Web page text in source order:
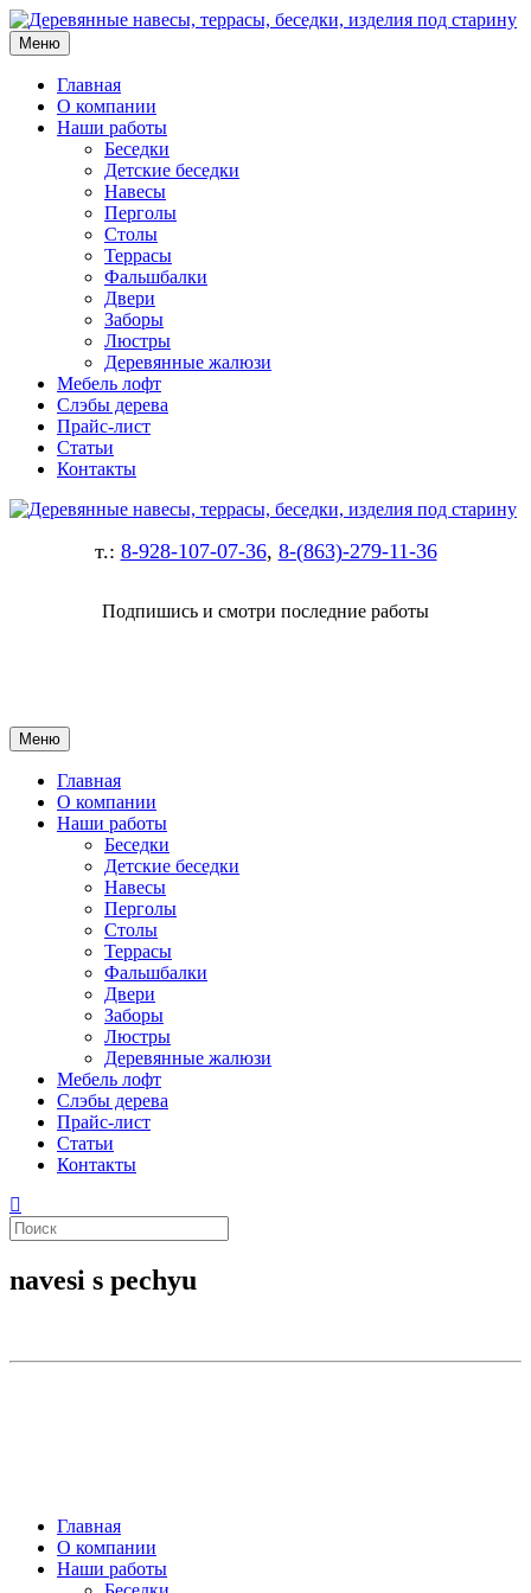
Меню
Главная
О компании
Наши работы
Беседки
Детские беседки
Навесы
Перголы
Столы
Террасы
Фальшбалки
Двери
Заборы
Люстры
Деревянные жалюзи
Мебель лофт
Слэбы дерева
Прайс-лист
Статьи
Контакты
т.: 8-928-107-07-36, 8-(863)-279-11-36
Подпишись и смотри последние работы
Меню
Главная
О компании
Наши работы
Беседки
Детские беседки
Навесы
Перголы
Столы
Террасы
Фальшбалки
Двери
Заборы
Люстры
Деревянные жалюзи
Мебель лофт
Слэбы дерева
Прайс-лист
Статьи
Контакты
navesi s pechyu
Главная
О компании
Наши работы